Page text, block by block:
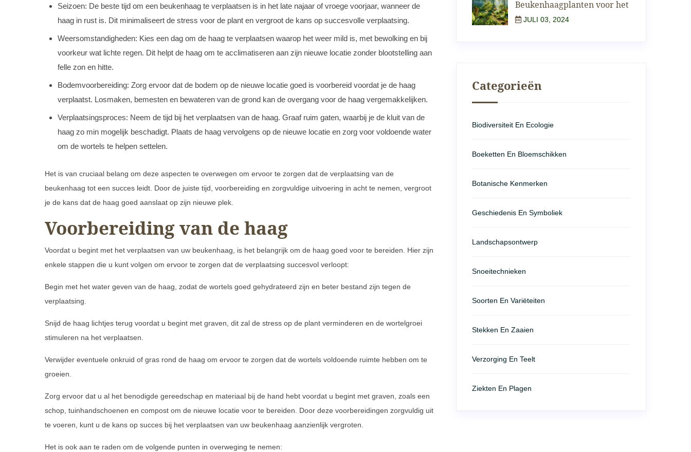
Seizoen: De beste tijd om een beukenhaag te verplaatsen is in het late najaar of vroege voorjaar, wanneer de
haag in rust is. Dit minimaliseert de stress voor de plant en vergroot de kans op succesvolle verplaatsing.
Weersomstandigheden: Kies een dag om de haag te verplaatsen waarop het weer mild is, met bewolking en bij
voorkeur wat lichte regen. Dit helpt de haag om te acclimatiseren aan zijn nieuwe locatie zonder blootstelling aan
felle zon en hitte.
Bodemvoorbereiding: Zorg ervoor dat de bodem op de nieuwe locatie goed is voorbereid voordat je de haag
verplaatst. Losmaken, bemesten en bewateren van de grond kan de overgang voor de haag vergemakkelijken.
Verplaatsingsproces: Neem de tijd bij het verplaatsen van de haag. Graaf ruim gaten, waarbij je de kluit van de
haag zo min mogelijk beschadigt. Plaats de haag vervolgens op de nieuwe locatie en zorg voor voldoende water
om de wortels te helpen settelen.
Het is van cruciaal belang om deze aspecten te overwegen om ervoor te zorgen dat de verplaatsing van de
beukenhaag tot een succes leidt. Door de juiste tijd, voorbereiding en zorgvuldige uitvoering in acht te nemen, vergroot
je de kans dat de haag goed aanslaat op zijn nieuwe plek.
Voorbereiding van de haag
Voordat u begint met het verplaatsen van uw beukenhaag, is het belangrijk om de haag goed voor te bereiden. Hier zijn
enkele stappen die u kunt volgen om ervoor te zorgen dat de verplaatsing succesvol verloopt:
Begin met het water geven van de haag, zodat de wortels goed gehydrateerd zijn en beter bestand zijn tegen de
verplaatsing.
Snijd de haag lichtjes terug voordat u begint met graven, dit zal de stress op de plant verminderen en de wortelgroei
stimuleren na het verplaatsen.
Verwijder eventuele onkruid of gras rond de haag om ervoor te zorgen dat de wortels voldoende ruimte hebben om te
groeien.
Zorg ervoor dat u al het benodigde gereedschap en materiaal bij de hand hebt voordat u begint met graven, zoals een
schop, tuinhandschoenen en compost om de nieuwe locatie voor te bereiden. Door deze voorbereidingen zorgvuldig uit
te voeren, kunt u de kans op succes bij het verplaatsen van uw beukenhaag aanzienlijk vergroten.
Het is ook aan te raden om de volgende punten in overweging te nemen:
Beukenhaagplanten voor het
JULI 03, 2024
Categorieën
Biodiversiteit En Ecologie
Boeketten En Bloemschikken
Botanische Kenmerken
Geschiedenis En Symboliek
Landschapsontwerp
Snoeitechnieken
Soorten En Variëteiten
Stekken En Zaaien
Verzorging En Teelt
Ziekten En Plagen